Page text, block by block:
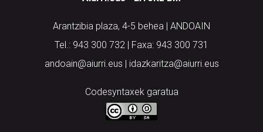
Arantzibia plaza, 4-5 behea | ANDOAIN
Tel.: 943 300 732 | Faxa: 943 300 731
andoain@aiurri.eus | idazkaritza@aiurri.eus
Codesyntaxek garatua